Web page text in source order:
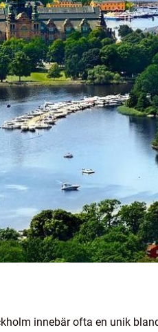
innebär ofta en unik